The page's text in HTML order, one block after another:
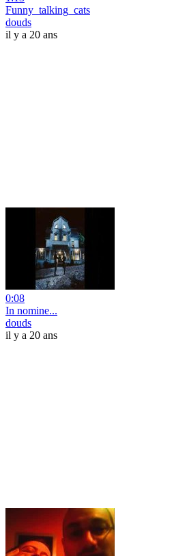
Funny_talking_cats
douds
il y a 20 ans
0:08
In nomine...
douds
il y a 20 ans